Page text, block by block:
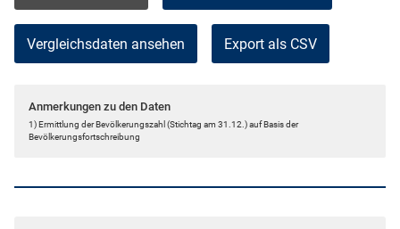
Vergleichsdaten ansehen Export als CSV
Anmerkungen zu den Daten
1) Ermittlung der Bevölkerungszahl (Stichtag am 31.12.) auf Basis der
Bevölkerungsfortschreibung